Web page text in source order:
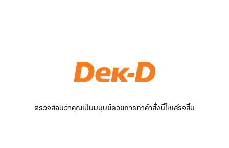
ตรวจสอบว่าคุณเป็นมนุษย์ด้วยการทำคำสั่งนี้ให้เสร็จสิ้น